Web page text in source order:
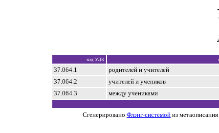
код УДК
37.064.1
родителей и учителей
37.064.2
учителей и учеников
37.064.3
между учениками
Сгенерировано Флэнг-системой из